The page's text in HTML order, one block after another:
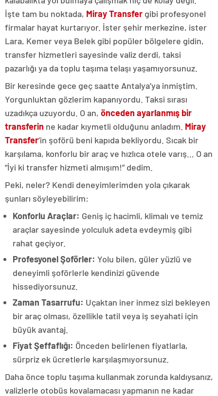
İşte tam bu noktada, Miray Transfer gibi profesyonel
firmalar hayat kurtarıyor. İster şehir merkezine, ister
Lara, Kemer veya Belek gibi popüler bölgelere gidin,
transfer hizmetleri sayesinde valiz derdi, taksi
pazarlığı ya da toplu taşıma telaşı yaşamıyorsunuz.
Bir keresinde gece geç saatte Antalya’ya inmiştim.
Yorgunluktan gözlerim kapanıyordu. Taksi sırası
uzadıkça uzuyordu. O an, önceden ayarlanmış bir
transferin ne kadar kıymetli olduğunu anladım. Miray
Transfer’in şoförü beni kapıda bekliyordu. Sıcak bir
karşılama, konforlu bir araç ve hızlıca otele varış… O an
“İyi ki transfer hizmeti almışım!” dedim.
Peki, neler? Kendi deneyimlerimden yola çıkarak
şunları söyleyebilirim:
Konforlu Araçlar: Geniş iç hacimli, klimalı ve temiz
araçlar sayesinde yolculuk adeta evdeymiş gibi
rahat geçiyor.
Profesyonel Şoförler: Yolu bilen, güler yüzlü ve
deneyimli şoförlerle kendinizi güvende
hissediyorsunuz.
Zaman Tasarrufu: Uçaktan iner inmez sizi bekleyen
bir araç olması, özellikle tatil veya iş seyahati için
büyük avantaj.
Fiyat Şeffaflığı: Önceden belirlenen fiyatlarla,
sürpriz ek ücretlerle karşılaşmıyorsunuz.
Daha önce toplu taşıma kullanmak zorunda kaldıysanız,
valizlerle otobüs kovalamacası yapmanın ne kadar